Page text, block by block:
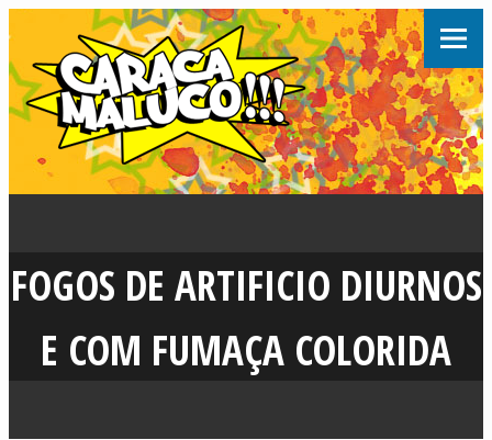
FOGOS DE ARTIFICIO DIURNOS
E COM FUMAÇA COLORIDA